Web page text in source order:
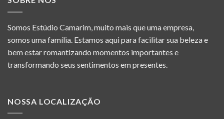
ser
escolhidas
na
do
Somos Estúdio Camarim, muito mais que uma empresa,
somos uma família. Estamos aqui para facilitar sua beleza e
bem estar romantizando momentos importantes e
transformando seus sentimentos em presentes.
NOSSA LOCALIZAÇÃO